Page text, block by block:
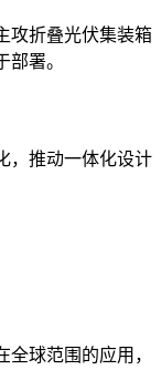
攻折叠光伏集装箱
署。
，推动一体化设计
球范围的应用，